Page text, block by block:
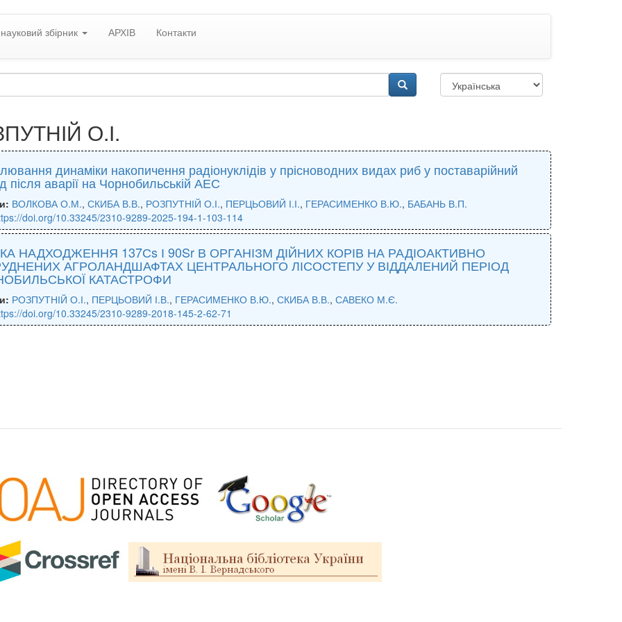
збірник АРХІВ Контакти
О.І.
динаміки накопичення радіонуклідів у прісноводних видах риб у поставарійний
після аварії на Чорнобильській АЕС
ВОЛКОВА О.М., СКИБА В.В., РОЗПУТНІЙ О.І., ПЕРЦЬОВИЙ І.І., ГЕРАСИМЕНКО В.Ю., БАБАНЬ В.П.
doi.org/10.33245/2310-9289-2025-194-1-103-114
НАДХОДЖЕННЯ 137Сs І 90Sr В ОРГАНІЗМ ДІЙНИХ КОРІВ НА РАДІОАКТИВНО
АГРОЛАНДШАФТАХ ЦЕНТРАЛЬНОГО ЛІСОСТЕПУ У ВІДДАЛЕНИЙ ПЕРІОД
КАТАСТРОФИ
РОЗПУТНІЙ О.І., ПЕРЦЬОВИЙ І.В., ГЕРАСИМЕНКО В.Ю., СКИБА В.В., САВЕКО М.Є.
doi.org/10.33245/2310-9289-2018-145-2-62-71